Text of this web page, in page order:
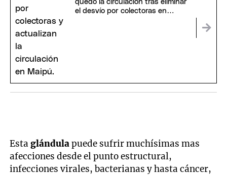
quedó la circulación tras eliminar
el desvío por colectoras en
Estaglándulapuede sufrir muchísimas mas
afecciones desde el punto estructural,
infecciones virales, bacterianas y hasta cáncer,